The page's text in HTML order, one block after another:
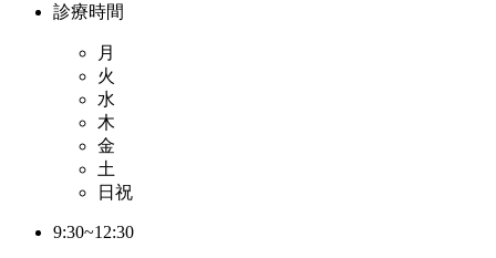
診療時間
月
火
水
木
金
土
日祝
9:30~12:30